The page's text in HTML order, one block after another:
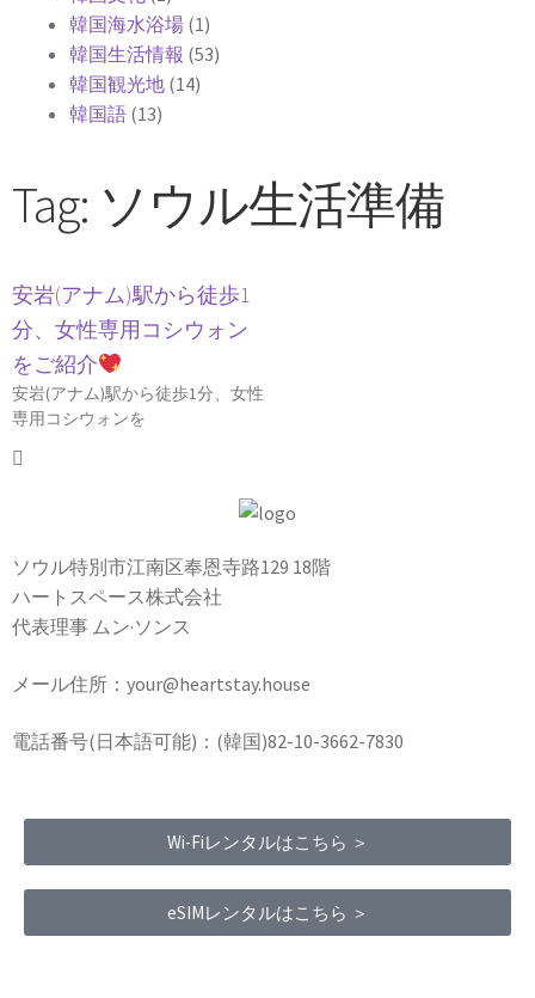
韓国海水浴場 (1)
韓国生活情報 (53)
韓国観光地 (14)
韓国語 (13)
Tag: ソウル生活準備
安岩(アナム)駅から徒歩1
分、女性専用コシウォン
をご紹介
安岩(アナム)駅から徒歩1分、女性
専用コシウォンを
ソウル特別市江南区奉恩寺路129 18階
ハートスペース株式会社
代表理事 ムン·ソンス
メール住所：your@heartstay.house
電話番号(日本語可能)：(韓国)82-10-3662-7830
Wi-Fiレンタルはこちら ＞
eSIMレンタルはこちら ＞